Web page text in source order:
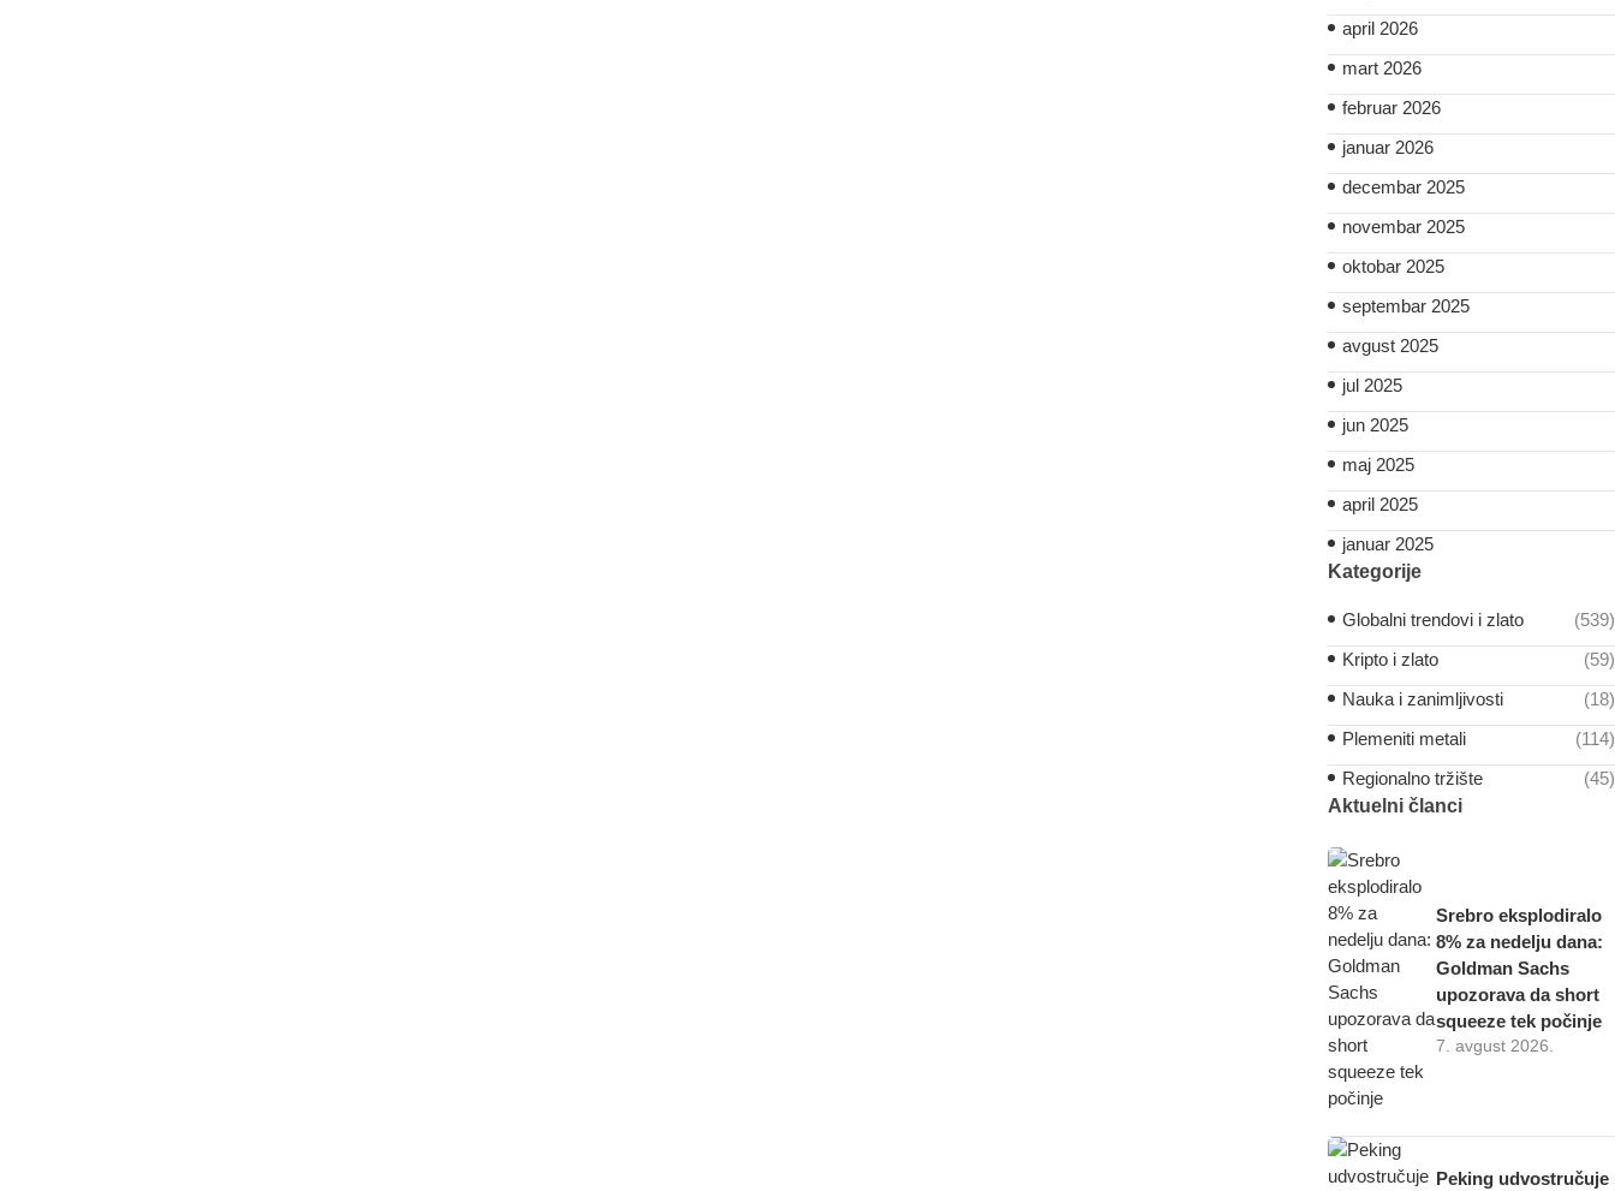
april 2026
mart 2026
februar 2026
januar 2026
decembar 2025
novembar 2025
oktobar 2025
septembar 2025
avgust 2025
jul 2025
jun 2025
maj 2025
april 2025
januar 2025
Kategorije
Globalni trendovi i zlato
(539)
Kripto i zlato
(59)
Nauka i zanimljivosti
(18)
Plemeniti metali
(114)
Regionalno tržište
(45)
Aktuelni članci
Srebro eksplodiralo
8% za nedelju dana:
Goldman Sachs
upozorava da short
squeeze tek počinje
7. avgust 2026.
Peking udvostručuje